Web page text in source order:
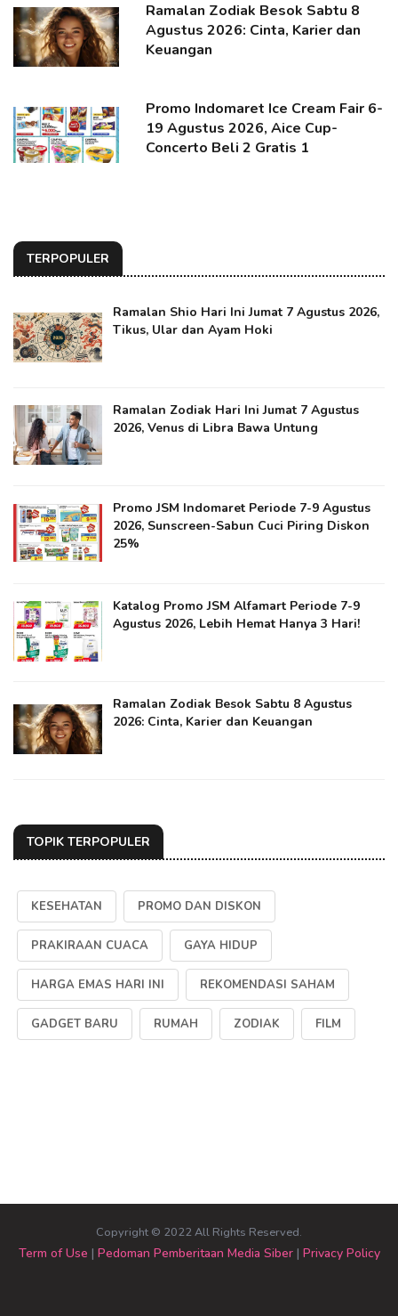
Ramalan Zodiak Besok Sabtu 8
Agustus 2026: Cinta, Karier dan
Keuangan
Promo Indomaret Ice Cream Fair 6-
19 Agustus 2026, Aice Cup-
Concerto Beli 2 Gratis 1
TERPOPULER
Ramalan Shio Hari Ini Jumat 7 Agustus 2026,
Tikus, Ular dan Ayam Hoki
Ramalan Zodiak Hari Ini Jumat 7 Agustus
2026, Venus di Libra Bawa Untung
Promo JSM Indomaret Periode 7-9 Agustus
2026, Sunscreen-Sabun Cuci Piring Diskon
25%
Katalog Promo JSM Alfamart Periode 7-9
Agustus 2026, Lebih Hemat Hanya 3 Hari!
Ramalan Zodiak Besok Sabtu 8 Agustus
2026: Cinta, Karier dan Keuangan
TOPIK TERPOPULER
KESEHATAN PROMO DAN DISKON
PRAKIRAAN CUACA GAYA HIDUP
HARGA EMAS HARI INI REKOMENDASI SAHAM
GADGET BARU RUMAH ZODIAK FILM
Copyright © 2022 All Rights Reserved.
Term of Use | Pedoman Pemberitaan Media Siber| Privacy Policy